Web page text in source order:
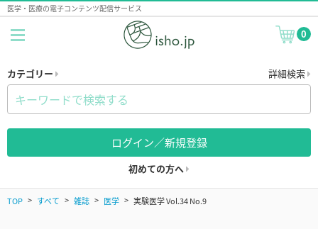
医学・医療の電子コンテンツ配信サービス
0
カテゴリー 詳細検索
ログイン／新規登録
初めての方へ
TOP すべて 雑誌 医学 実験医学 Vol.34 No.9